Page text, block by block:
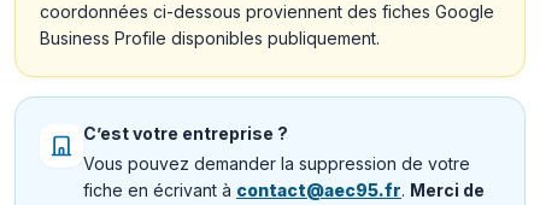
coordonnées ci-dessous proviennent des fiches Google
Business Profile disponibles publiquement.
C’est votre entreprise ?
Vous pouvez demander la suppression de votre
fiche en écrivant à contact@aec95.fr. Merci de